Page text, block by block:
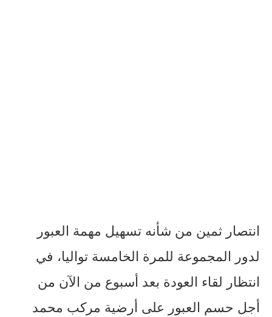
انتصار ثمين من شأنه تسهيل مهمة العبور
لدور المجموعة للمرة الخامسة تواليا، في
انتظار لقاء العودة بعد أسبوع من الآن من
أجل حسم العبور على أرضية مركب محمد